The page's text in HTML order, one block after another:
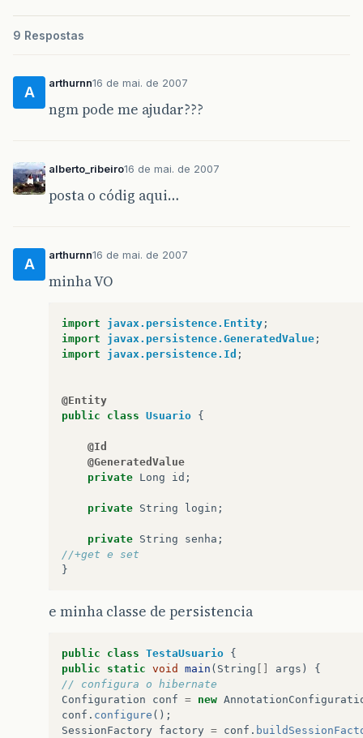
9 Respostas
A
arthurnn16 de mai. de 2007
ngm pode me ajudar???
alberto_ribeiro16 de mai. de 2007
posta o códig aqui…
A
arthurnn16 de mai. de 2007
minha VO
import javax.persistence.Entity ;
import
javax.persistence.GeneratedValue ;
import
javax.persistence.Id ;
@Entity
public
class Usuario {
@Id
@GeneratedValue
private Long id ;
private String login ;
private String senha ;
//+get e set
}
e minha classe de persistencia
public class TestaUsuario {
public
static void main ( String [] args )
{
// configura o hibernate
Configuration
conf = new
conf . configure ();
SessionFactory factory = conf .